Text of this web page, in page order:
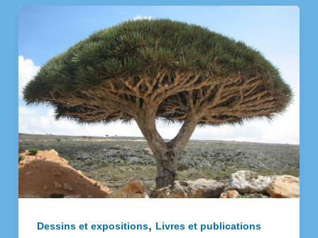
Dessins et expositions, Livres et publications